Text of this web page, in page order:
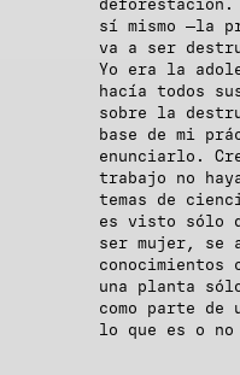
sí mismo —la
va a ser
Yo era la
hacía todos
sobre la
base de mi
enunciarlo.
trabajo no
temas de
es visto sólo
ser mujer, se
una planta
como parte de
lo que es o